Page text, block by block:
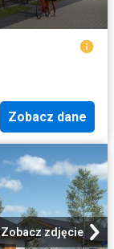
Zobacz dane
Zobacz zdjęcie